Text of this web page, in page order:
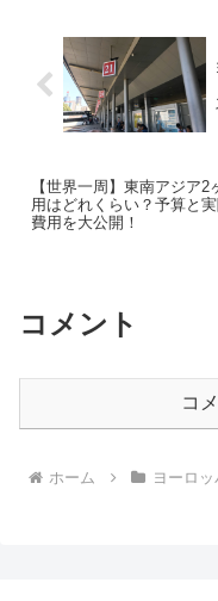
【世界一周】東南アジア
用はどれくらい？予算と
費用を大公開！
コメント
コ
ホーム ヨーロッ